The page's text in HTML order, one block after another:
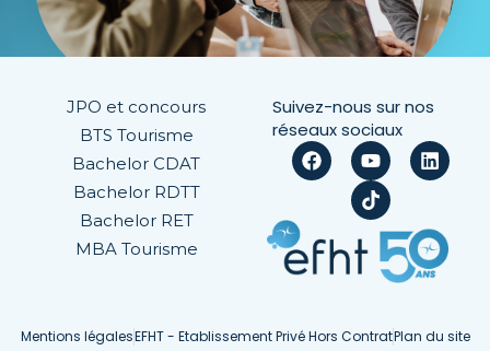
JPO et concours
BTS Tourisme
Bachelor CDAT
Bachelor RDTT
Bachelor RET
MBA Tourisme
Suivez-nous sur nos
réseaux sociaux
Mentions légalesEFHT - Etablissement Privé Hors ContratPlan du site